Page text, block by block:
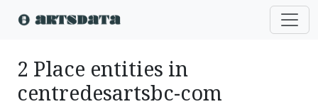
2 Place entities in
centredesartsbc-com